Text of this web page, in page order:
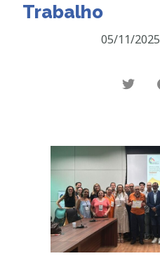
Trabalho
05/11/2025